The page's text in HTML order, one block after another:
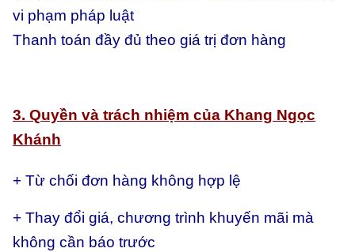
vi phạm pháp luật
Thanh toán đầy đủ theo giá trị đơn hàng
3. Quyền và trách nhiệm của Khang Ngọc
Khánh
+ Từ chối đơn hàng không hợp lệ
+ Thay đổi giá, chương trình khuyến mãi mà
không cần báo trước